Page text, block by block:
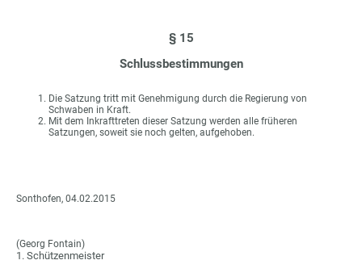
§ 15
Schlussbestimmungen
Die Satzung tritt mit Genehmigung durch die Regierung von
Schwaben in Kraft.
Mit dem Inkrafttreten dieser Satzung werden alle früheren
Satzungen, soweit sie noch gelten, aufgehoben.
Sonthofen, 04.02.2015
(Georg Fontain)
1. Schützenmeister